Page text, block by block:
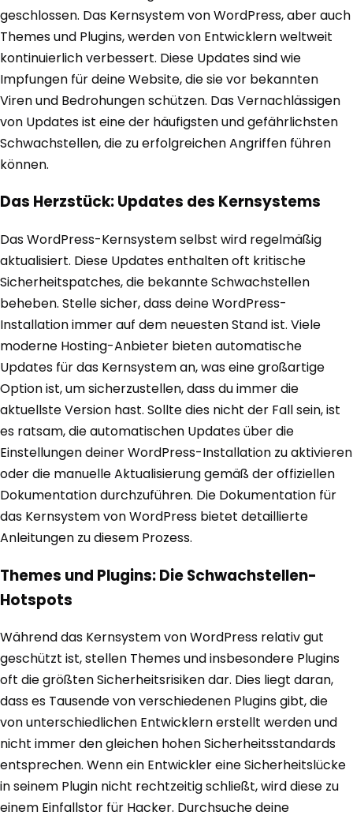
geschlossen. Das Kernsystem von WordPress, aber auch
Themes und Plugins, werden von Entwicklern weltweit
kontinuierlich verbessert. Diese Updates sind wie
Impfungen für deine Website, die sie vor bekannten
Viren und Bedrohungen schützen. Das Vernachlässigen
von Updates ist eine der häufigsten und gefährlichsten
Schwachstellen, die zu erfolgreichen Angriffen führen
können.
Das Herzstück: Updates des Kernsystems
Das WordPress-Kernsystem selbst wird regelmäßig
aktualisiert. Diese Updates enthalten oft kritische
Sicherheitspatches, die bekannte Schwachstellen
beheben. Stelle sicher, dass deine WordPress-
Installation immer auf dem neuesten Stand ist. Viele
moderne Hosting-Anbieter bieten automatische
Updates für das Kernsystem an, was eine großartige
Option ist, um sicherzustellen, dass du immer die
aktuellste Version hast. Sollte dies nicht der Fall sein, ist
es ratsam, die automatischen Updates über die
Einstellungen deiner WordPress-Installation zu aktivieren
oder die manuelle Aktualisierung gemäß der offiziellen
Dokumentation durchzuführen. Die Dokumentation für
das Kernsystem von WordPress bietet detaillierte
Anleitungen zu diesem Prozess.
Themes und Plugins: Die Schwachstellen-
Hotspots
Während das Kernsystem von WordPress relativ gut
geschützt ist, stellen Themes und insbesondere Plugins
oft die größten Sicherheitsrisiken dar. Dies liegt daran,
dass es Tausende von verschiedenen Plugins gibt, die
von unterschiedlichen Entwicklern erstellt werden und
nicht immer den gleichen hohen Sicherheitsstandards
entsprechen. Wenn ein Entwickler eine Sicherheitslücke
in seinem Plugin nicht rechtzeitig schließt, wird diese zu
einem Einfallstor für Hacker. Durchsuche deine